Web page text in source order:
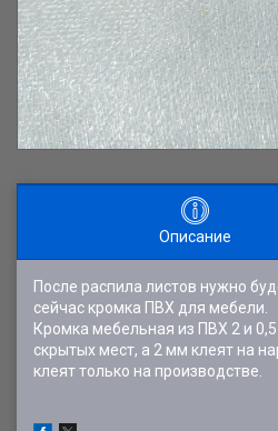
Описание
После распила листов нужно
сейчас кромка ПВХ для мебели.
Кромка мебельная из ПВХ 2 и
скрытых мест, а 2 мм клеят на
клеят только на производстве.